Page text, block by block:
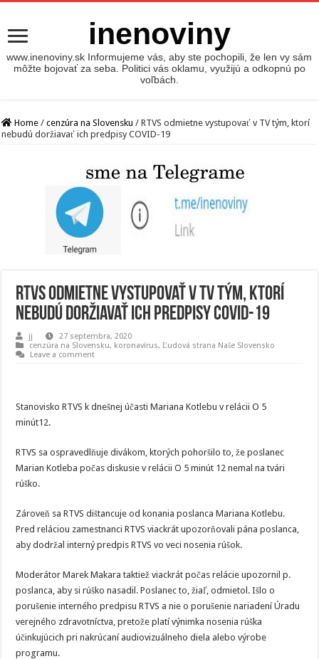
inenoviny
www.inenoviny.sk Informujeme vás, aby ste pochopili, že len vy sám
môžte bojovať za seba. Politici vás oklamu, využijú a odkopnú po
voľbách.
Home / cenzúra na Slovensku / RTVS odmietne vystupovať v TV tým, ktorí
nebudú doržiavať ich predpisy COVID-19
RTVS odmietne vystupovať v TV tým, ktorí
nebudú doržiavať ich predpisy COVID-19
jj
27 septembra, 2020
cenzúra na Slovensku, koronavírus,Ľudová strana Naše Slovensko
Leave a comment
Stanovisko RTVS k dnešnej účasti Mariana Kotlebu v relácii O 5
minút12.
RTVS sa ospravedlňuje divákom, ktorých pohoršilo to, že poslanec
Marian Kotleba počas diskusie v relácii O 5 minút 12 nemal na tvári
rúško.
Zároveň sa RTVS dištancuje od konania poslanca Mariana Kotlebu.
Pred reláciou zamestnanci RTVS viackrát upozorňovali pána poslanca,
aby dodržal interný predpis RTVS vo veci nosenia rúšok.
Moderátor Marek Makara taktiež viackrát počas relácie upozornil p.
poslanca, aby si rúško nasadil. Poslanec to, žiaľ, odmietol. Išlo o
porušenie interného predpisu RTVS a nie o porušenie nariadení Úradu
verejného zdravotníctva, pretože platí výnimka nosenia rúška
účinkujúcich pri nakrúcaní audiovizuálneho diela alebo výrobe
programu.